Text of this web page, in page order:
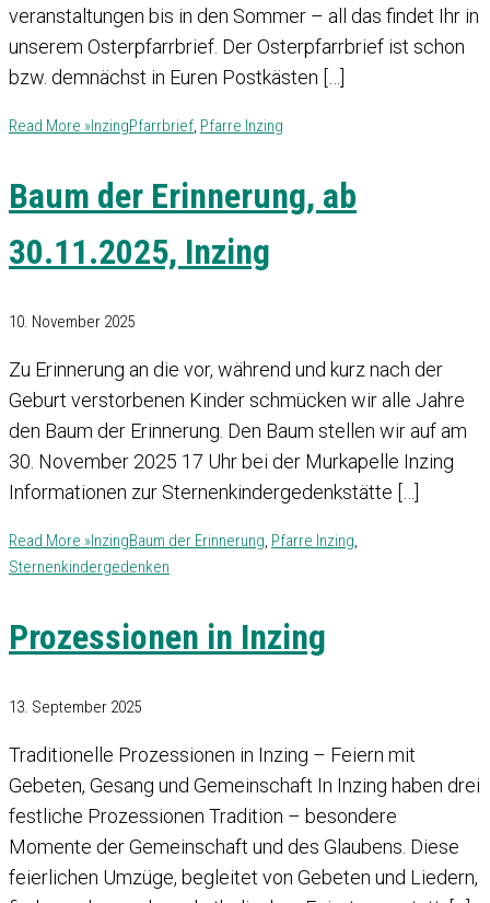
veranstaltungen bis in den Sommer – all das findet Ihr in
unserem Osterpfarrbrief. Der Osterpfarrbrief ist schon
bzw. demnächst in Euren Postkästen […]
Read More »InzingPfarrbrief, Pfarre Inzing
Baum der Erinnerung, ab
30.11.2025, Inzing
10. November 2025
Zu Erinnerung an die vor, während und kurz nach der
Geburt verstorbenen Kinder schmücken wir alle Jahre
den Baum der Erinnerung. Den Baum stellen wir auf am
30. November 2025 17 Uhr bei der Murkapelle Inzing
Informationen zur Sternenkindergedenkstätte […]
Read More » InzingBaum der Erinnerung, Pfarre Inzing,
Sternenkindergedenken
Prozessionen in Inzing
13. September 2025
Traditionelle Prozessionen in Inzing – Feiern mit
Gebeten, Gesang und Gemeinschaft In Inzing haben drei
festliche Prozessionen Tradition – besondere
Momente der Gemeinschaft und des Glaubens. Diese
feierlichen Umzüge, begleitet von Gebeten und Liedern,